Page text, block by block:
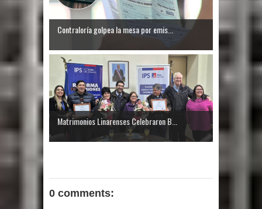
Contraloría golpea la mesa por emis...
Matrimonios Linarenses Celebraron B...
0 comments: